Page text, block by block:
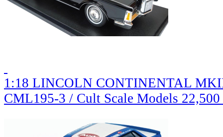
1:18 LINCOLN CONTINENTAL
CML195-3 / Cult Scale Models